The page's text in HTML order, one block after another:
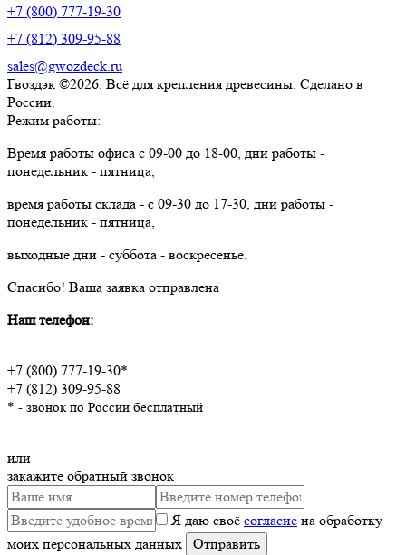
+7 (800) 777-19-30
+7 (812) 309-95-88
sales@gwozdeck.ru
Гвоздэк ©2026. Всё для крепления древесины. Сделано в
России.
Режим работы:
Время работы офиса с 09-00 до 18-00, дни работы -
понедельник - пятница,
время работы склада - с 09-30 до 17-30, дни работы -
понедельник - пятница,
выходные дни - суббота - воскресенье.
Спасибо! Ваша заявка отправлена
Наш телефон:
+7 (800) 777-19-30*
+7 (812) 309-95-88
* - звонок по России бесплатный
или
закажите обратный звонок
Я даю своё согласие на обработку
моих персональных данных